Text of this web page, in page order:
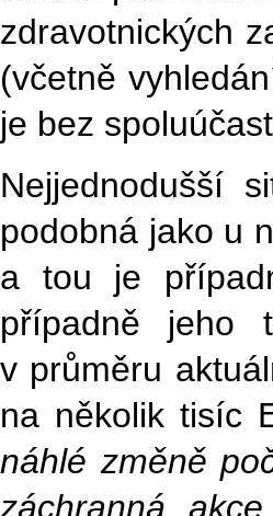
zdravotnických
(včetně
je bez
Nejjednodušší
podobná jako u
a tou je
případně jeho
v průměru
na několik tisíc
náhlé změně
záchranná